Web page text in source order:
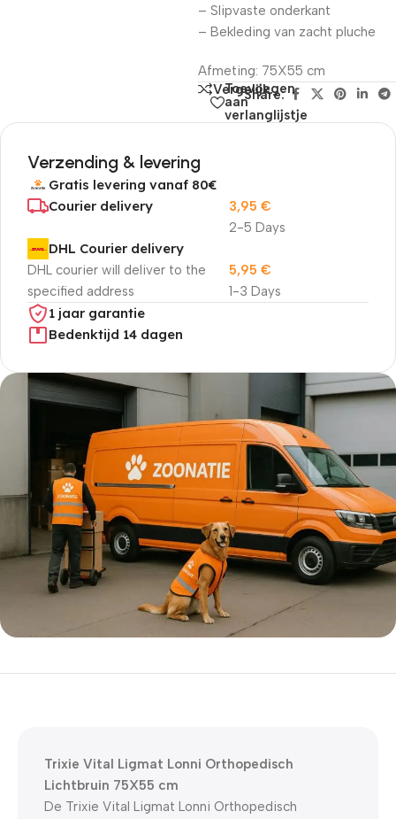
– Slipvaste onderkant
– Bekleding van zacht pluche
Afmeting: 75X55 cm
Vergelijk
Toevoegen
aan
verlanglijstje
Share:
Verzending & levering
Gratis levering vanaf 80€
Courier delivery
2-5 Days
3,95 €
DHL Courier delivery
DHL courier will deliver to the
specified address
1-3 Days
5,95 €
1 jaar garantie
Bedenktijd 14 dagen
5% korting met code
Trixie Vital Ligmat Lonni Orthopedisch
Lichtbruin 75X55 cm
De Trixie Vital Ligmat Lonni Orthopedisch